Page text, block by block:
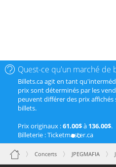
Quest-ce qu'un marché de
Billets.ca agit en tant
prix sont déterminés par les
peuvent différer des prix affichés
billets.
Prix originaux :61.00$à 136.00$.
Billeterie : Ticketmaster.ca
Concerts JPEGMAFIA